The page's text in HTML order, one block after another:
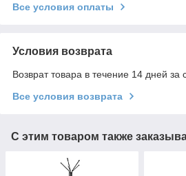
Все условия оплаты
Условия возврата
Возврат товара в течение 14 дней за
Все условия возврата
С этим товаром также